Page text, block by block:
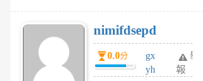
U
5
個
月
nimifdsepd
0.0分
gx
yh
舉
報